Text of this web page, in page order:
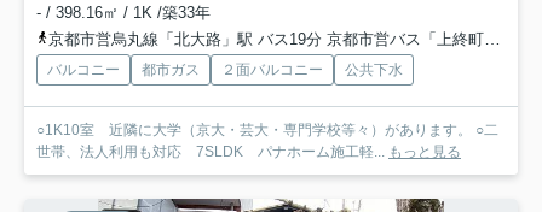
- / 398.16㎡ / 1K /築33年
京都市営烏丸線「北大路」駅 バス19分 京都市営バス「上終町・瓜生山学園 京都芸術大学前」 停歩3分
バルコニー 都市ガス ２面バルコニー 公共下水
○1K10室 近隣に大学（京大・芸大・専門学校等々）があります。 ○二
世帯、法人利用も対応 7SLDK パナホーム施工軽...
もっと見る